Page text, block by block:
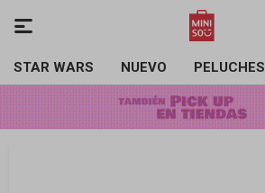
STAR WARS NUEVO PELUCHES
